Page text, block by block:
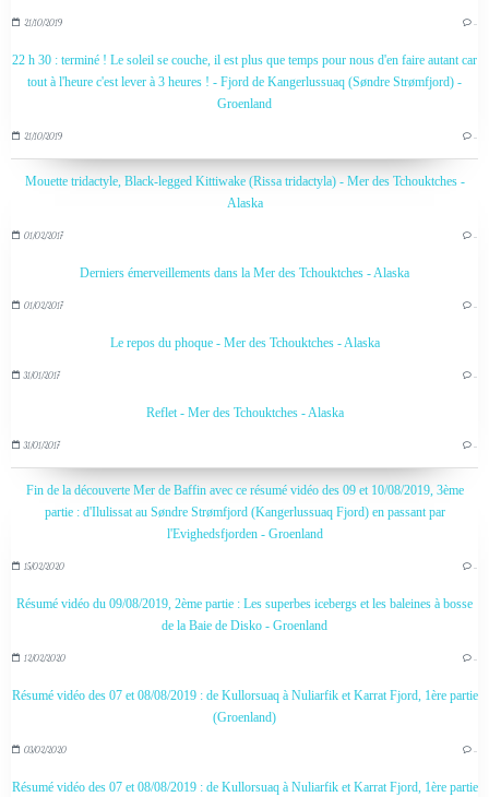
21/10/2019 …
22 h 30 : terminé ! Le soleil se couche, il est plus que temps pour nous d'en faire autant car
tout à l'heure c'est lever à 3 heures ! - Fjord de Kangerlussuaq (Søndre Strømfjord) -
Groenland
21/10/2019 …
Mouette tridactyle, Black-legged Kittiwake (Rissa tridactyla) - Mer des Tchouktches -
Alaska
01/02/2017 …
Derniers émerveillements dans la Mer des Tchouktches - Alaska
01/02/2017 …
Le repos du phoque - Mer des Tchouktches - Alaska
31/01/2017 …
Reflet - Mer des Tchouktches - Alaska
31/01/2017 …
Fin de la découverte Mer de Baffin avec ce résumé vidéo des 09 et 10/08/2019, 3ème
partie : d'Ilulissat au Søndre Strømfjord (Kangerlussuaq Fjord) en passant par
l'Evighedsfjorden - Groenland
15/02/2020 …
Résumé vidéo du 09/08/2019, 2ème partie : Les superbes icebergs et les baleines à bosse
de la Baie de Disko - Groenland
12/02/2020 …
Résumé vidéo des 07 et 08/08/2019 : de Kullorsuaq à Nuliarfik et Karrat Fjord, 1ère partie
(Groenland)
03/02/2020 …
Résumé vidéo des 07 et 08/08/2019 : de Kullorsuaq à Nuliarfik et Karrat Fjord, 1ère partie